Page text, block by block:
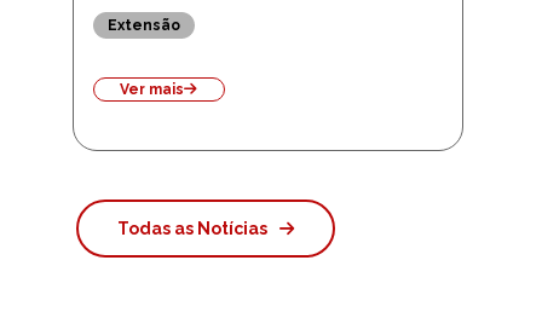
Extensão
Ver mais
Todas as Notícias